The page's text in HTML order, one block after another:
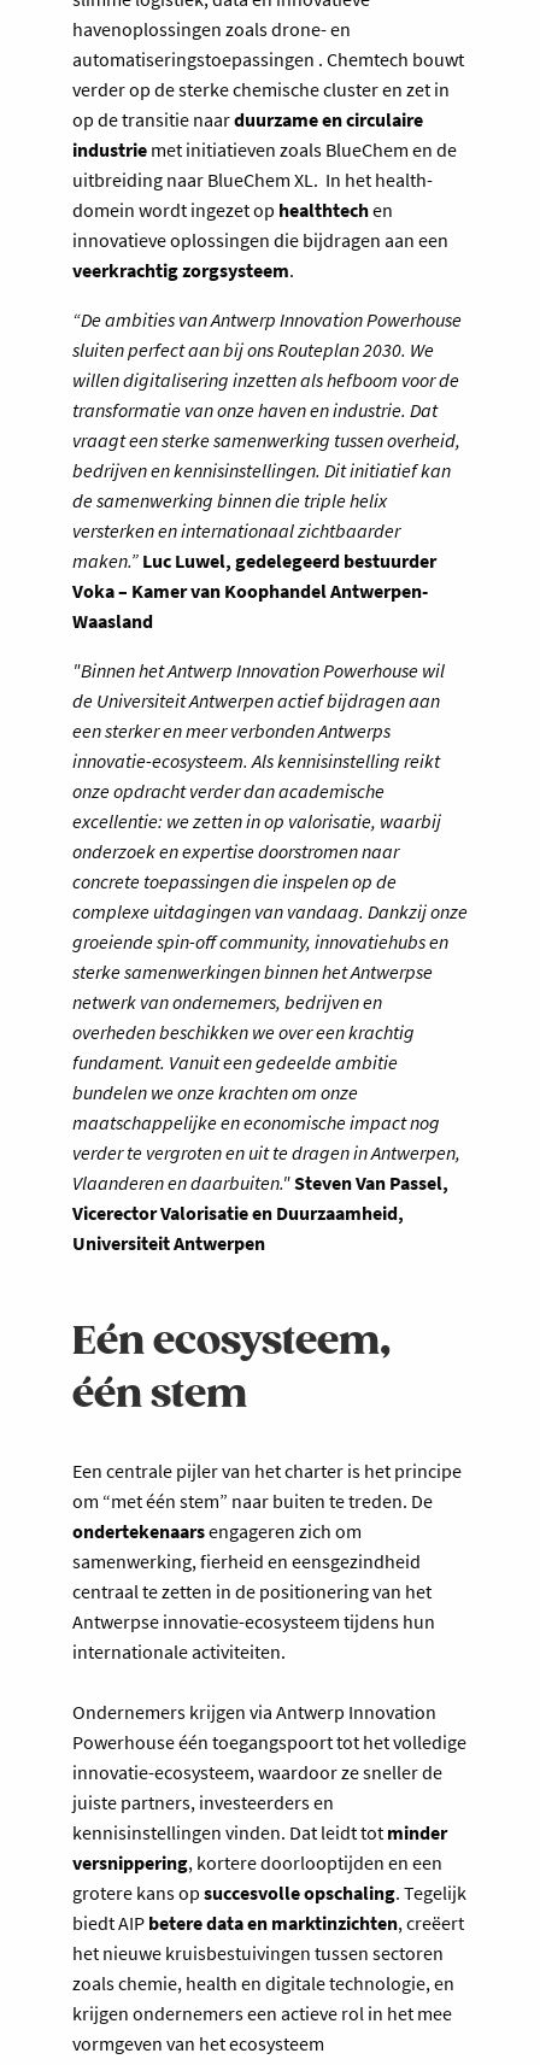
havenoplossingen zoals drone- en
automatiseringstoepassingen . Chemtech bouwt
verder op de sterke chemische cluster en zet in
op de transitie naarduurzame en circulaire
industrie met initiatieven zoals BlueChem en de
uitbreiding naar BlueChem XL. In het health-
domein wordt ingezet op healthtechen
innovatieve oplossingen die bijdragen aan een
veerkrachtig zorgsysteem.
“De ambities van Antwerp Innovation Powerhouse
sluiten perfect aan bij ons Routeplan 2030. We
willen digitalisering inzetten als hefboom voor de
transformatie van onze haven en industrie. Dat
vraagt een sterke samenwerking tussen overheid,
bedrijven en kennisinstellingen. Dit initiatief kan
de samenwerking binnen die triple helix
versterken en internationaal zichtbaarder
maken.” Luc Luwel, gedelegeerd bestuurder
Voka – Kamer van Koophandel Antwerpen-
Waasland
"Binnen het Antwerp Innovation Powerhouse wil
de Universiteit Antwerpen actief bijdragen aan
een sterker en meer verbonden Antwerps
innovatie-ecosysteem. Als kennisinstelling reikt
onze opdracht verder dan academische
excellentie: we zetten in op valorisatie, waarbij
onderzoek en expertise doorstromen naar
concrete toepassingen die inspelen op de
complexe uitdagingen van vandaag. Dankzij onze
groeiende spin-off community, innovatiehubs en
sterke samenwerkingen binnen het Antwerpse
netwerk van ondernemers, bedrijven en
overheden beschikken we over een krachtig
fundament. Vanuit een gedeelde ambitie
bundelen we onze krachten om onze
maatschappelijke en economische impact nog
verder te vergroten en uit te dragen in Antwerpen,
Vlaanderen en daarbuiten."Steven Van Passel,
Vicerector Valorisatie en Duurzaamheid,
Universiteit Antwerpen
Eén ecosysteem,
één stem
Een centrale pijler van het charter is het principe
om “met één stem” naar buiten te treden. De
ondertekenaarsengageren zich om
samenwerking, fierheid en eensgezindheid
centraal te zetten in de positionering van het
Antwerpse innovatie-ecosysteem tijdens hun
internationale activiteiten.
Ondernemers krijgen via Antwerp Innovation
Powerhouse één toegangspoort tot het volledige
innovatie-ecosysteem, waardoor ze sneller de
juiste partners, investeerders en
kennisinstellingen vinden. Dat leidt tot minder
versnippering, kortere doorlooptijden en een
grotere kans op succesvolle opschaling. Tegelijk
biedt AIP betere data en marktinzichten, creëert
het nieuwe kruisbestuivingen tussen sectoren
zoals chemie, health en digitale technologie, en
krijgen ondernemers een actieve rol in het mee
vormgeven van het ecosysteem